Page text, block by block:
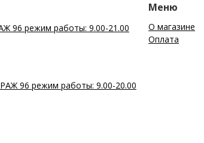
96 режим работы: 9.00-21.00
96 режим работы: 9.00-20.00
Меню
О магазине
Оплата